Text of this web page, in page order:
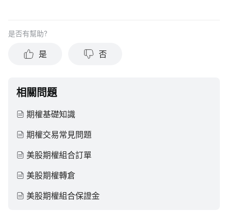
是否有幫助？
是 否
相關問題
期權基礎知識
期權交易常見問題
美股期權組合訂單
美股期權轉倉
美股期權組合保證金